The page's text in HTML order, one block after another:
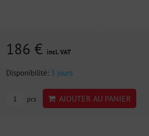
186 € incl. VAT
Disponibilité: 3 jours
pcs AJOUTER AU PANIER